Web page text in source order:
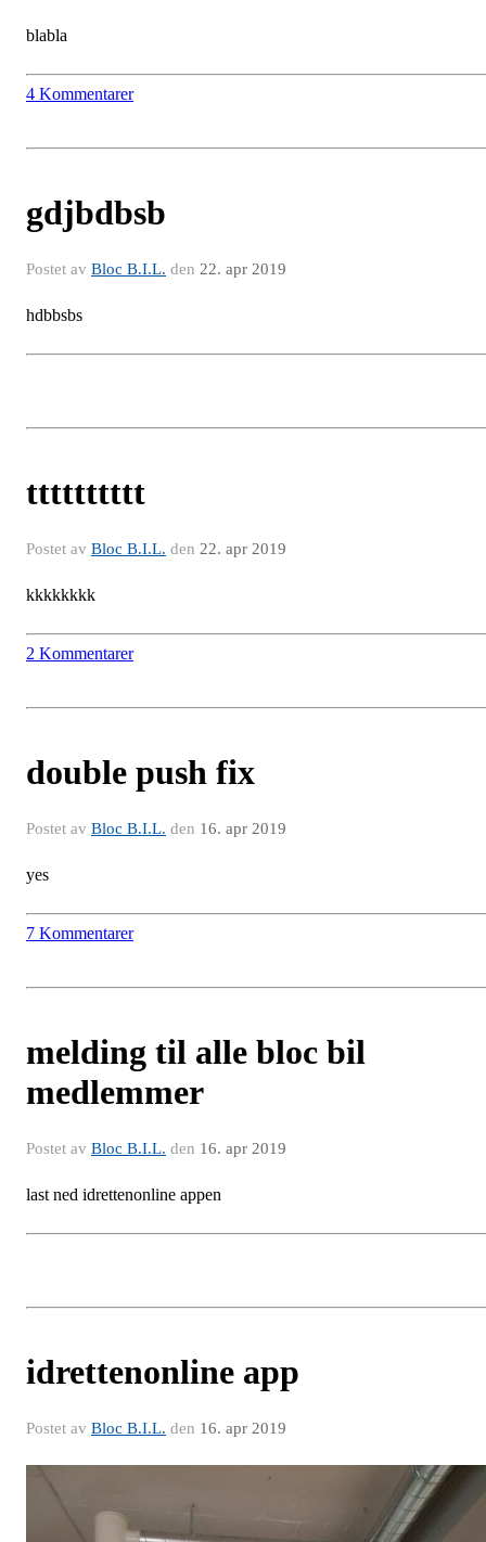
blabla
4 Kommentarer
gdjbdbsb
Postet av Bloc B.I.L. den 22. apr 2019
hdbbsbs
tttttttttt
Postet av Bloc B.I.L. den 22. apr 2019
kkkkkkkk
2 Kommentarer
double push fix
Postet av Bloc B.I.L. den 16. apr 2019
yes
7 Kommentarer
melding til alle bloc bil
medlemmer
Postet av Bloc B.I.L. den 16. apr 2019
last ned idrettenonline appen
idrettenonline app
Postet av Bloc B.I.L. den 16. apr 2019